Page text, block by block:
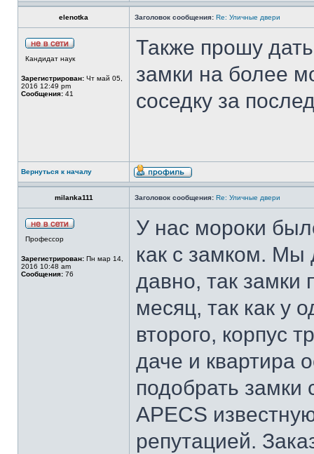
elenotka Заголовок сообщения: Re: Уличные двери
Кандидат наук
Зарегистрирован: Чт май 05,
2016 12:49 pm
Сообщения: 41
Также прошу
замки на более
соседку за
Вернуться к началу
milanka111 Заголовок сообщения: Re: Уличные двери
Профессор
Зарегистрирован: Пн мар 14,
2016 10:48 am
Сообщения: 76
У нас мороки
как с замком. Мы
давно, так
месяц, так как у
второго, корпус
даче и квартира
подобрать
APECS
репутацией.